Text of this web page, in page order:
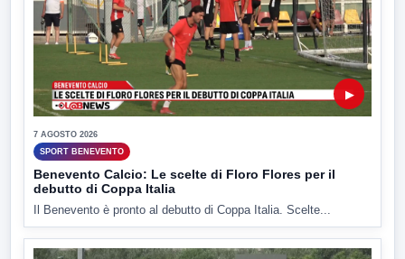
▶
7 AGOSTO 2026
SPORT BENEVENTO
Benevento Calcio: Le scelte di Floro Flores per il
debutto di Coppa Italia
Il Benevento è pronto al debutto di Coppa Italia. Scelte...